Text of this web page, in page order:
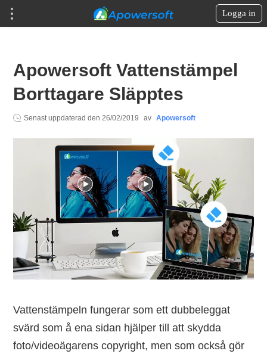
Logga in
Apowersoft Vattenstämpel
Borttagare Släpptes
Senast uppdaterad den26/02/2019 av Apowersoft
Vattenstämpeln fungerar som ett dubbeleggat
svärd som å ena sidan hjälper till att skydda
foto/videoägarens copyright, men som också gör